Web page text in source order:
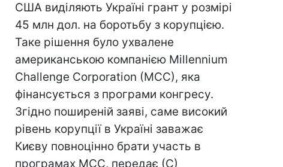
США виділяють Україні грант у розмірі
45 млн дол. на боротьбу з корупцією.
Таке рішення було ухвалене
американською компанією Millennium
Challenge Corporation (MCC), яка
фінансується з програми конгресу.
Згідно поширеній заяві, саме високий
рівень корупції в Україні заважає
Києву повноцінно брати участь в
програмах MCC, передає (С)